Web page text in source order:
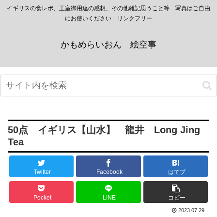
イギリスの食レポ、王室御用達の感想、その他雑記思うこと等 写真はご自由
にお使いください リンクフリー
かもめらいおん 絵空事
50点 イギリス【山水】 龍井 Long Jing
Tea
Twitter Facebook はてブ
Pocket LINE コピー
2023.07.29